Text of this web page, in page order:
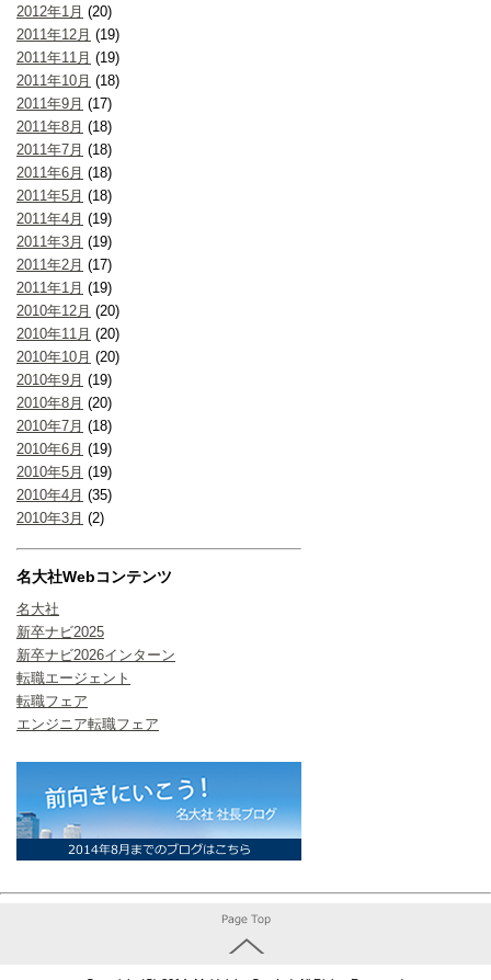
2012年1月 (20)
2011年12月 (19)
2011年11月 (19)
2011年10月 (18)
2011年9月 (17)
2011年8月 (18)
2011年7月 (18)
2011年6月 (18)
2011年5月 (18)
2011年4月 (19)
2011年3月 (19)
2011年2月 (17)
2011年1月 (19)
2010年12月 (20)
2010年11月 (20)
2010年10月 (20)
2010年9月 (19)
2010年8月 (20)
2010年7月 (18)
2010年6月 (19)
2010年5月 (19)
2010年4月 (35)
2010年3月 (2)
名大社Webコンテンツ
名大社
新卒ナビ2025
新卒ナビ2026インターン
転職エージェント
転職フェア
エンジニア転職フェア